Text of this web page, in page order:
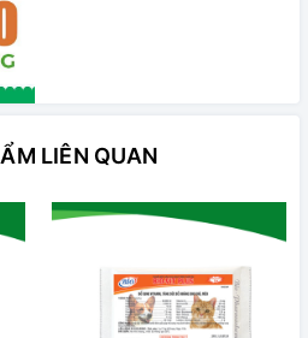
LIÊN QUAN